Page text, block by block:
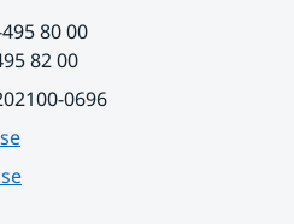
80 00
82 00
0696